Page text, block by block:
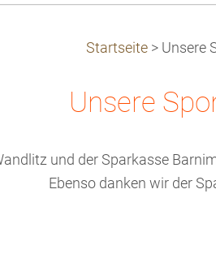
Startseite > Unsere
Unsere
und der Sparkasse
Ebenso danken wir der